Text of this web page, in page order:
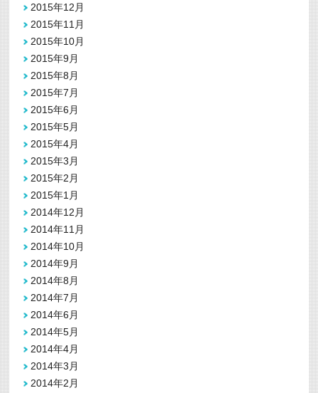
2015年12月
2015年11月
2015年10月
2015年9月
2015年8月
2015年7月
2015年6月
2015年5月
2015年4月
2015年3月
2015年2月
2015年1月
2014年12月
2014年11月
2014年10月
2014年9月
2014年8月
2014年7月
2014年6月
2014年5月
2014年4月
2014年3月
2014年2月